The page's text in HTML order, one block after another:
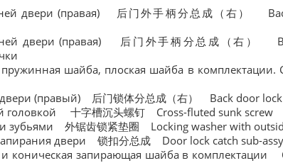
двери (правая) 后门外手柄分总成（右）
двери (правая) 后门外手柄分总成（右
шайба, плоская шайба в комплектации.
двери (правый) 后门锁体分总成（右） Back door
головкой 十字槽沉头螺钉 Cross-fluted sunk
зубьями 外锯齿锁紧垫圈 Locking washer with
двери 锁扣分总成 Door lock catch
запирающая шайба в комплектации